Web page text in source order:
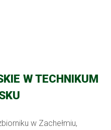
W TECHNIKUM
w Zachełmiu,